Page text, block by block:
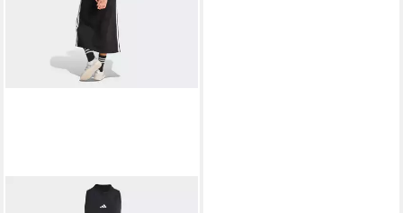
ADIDAS SPORTSWEAR